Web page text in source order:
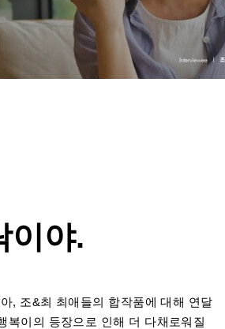
이야.
, 조&최 최애들의 합작품에 대해 연달
복이의 등장으로 인해 더 다채로워질